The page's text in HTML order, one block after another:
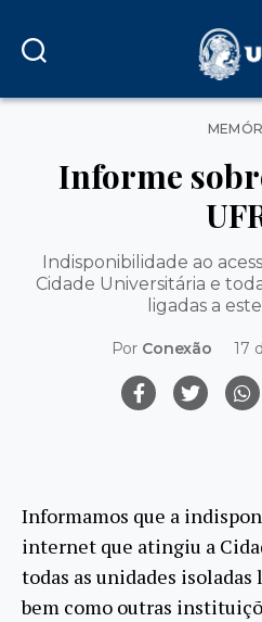
Informe
Indisponibilidade ao
Cidade Universitária e
ligadas a
Por Conexão 17
Informamos que a
internet que atingiu a
todas as unidades isoladas
bem como outras